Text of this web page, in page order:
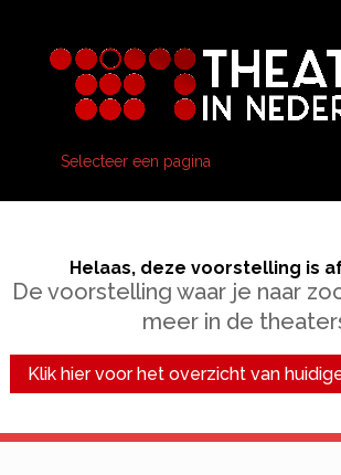
Selecteer een pagina
Helaas, deze voorstelling is
De voorstelling waar je naar
meer in de
Klik hier voor het overzicht van